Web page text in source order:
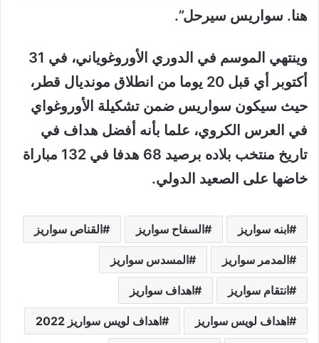
هنا. سواريس سيرحل”.
وينتهي الموسم في الدوري الأوروغوياني، في 31
أكتوبر أي قبل 20 يوما من انطلاق مونديال قطر،
حيث سيكون سواريس ضمن تشكيلة الأوروغواي
في العرس الكروي، علما بأنه أفضل هداف في
تاريخ منتخب بلاده برصيد 68 هدفا في 132 مباراة
خاضها على الصعيد الدولي.
ابنه سواريز السفاح سواريز القناص سواريز
المدمر سواريز المسدس سواريز
انتقام سواريز اهداف سواريز
اهداف لويس سواريز اهداف لويس سواريز 2022